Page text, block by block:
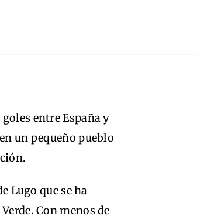
entre España y
un pequeño pueblo
Lugo que se ha
Con menos de